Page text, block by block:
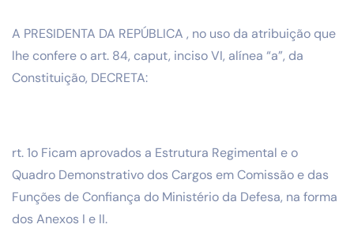
A PRESIDENTA DA REPÚBLICA , no uso da atribuição que
lhe confere o art. 84, caput, inciso VI, alínea “a”, da
Constituição, DECRETA:
rt. 1o Ficam aprovados a Estrutura Regimental e o
Quadro Demonstrativo dos Cargos em Comissão e das
Funções de Confiança do Ministério da Defesa, na forma
dos Anexos I e II.